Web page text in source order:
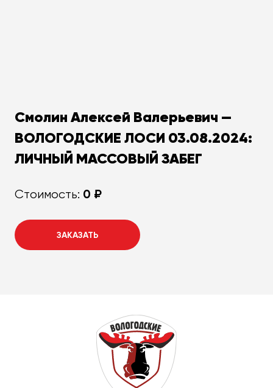
Смолин Алексей Валерьевич —
ВОЛОГОДСКИЕ ЛОСИ 03.08.2024:
ЛИЧНЫЙ МАССОВЫЙ ЗАБЕГ
Стоимость: 0 ₽
ЗАКАЗАТЬ